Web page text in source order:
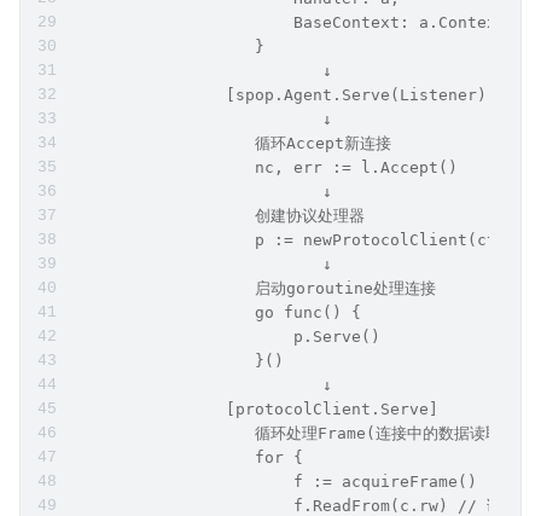
--------------------------------
[HAProxy请求] → [internal.Agent.Serve(Listener)]
                          ↓
                   创建 spop.Agent
                   agent := spop.Agent{
                       Handler: a,
                       BaseContext: a.Context,
                   }
                          ↓
                [spop.Agent.Serve(Listener)]
                          ↓
                   循环Accept新连接
                   nc, err := l.Accept()
                          ↓
                   创建协议处理器
p := newProtocolClient(ctx,
                          ↓
                   启动goroutine处理连接
                   go func() {
                       p.Serve()